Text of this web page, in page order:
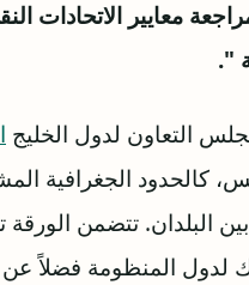
معايير الاتحادات
".
التعاون لدول الخليج
كالحدود الجغرافية
البلدان. تتضمن الورقة
لدول المنظومة فضلاً عن